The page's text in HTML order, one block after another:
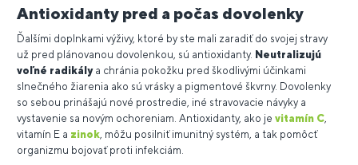
Antioxidanty pred a počas dovolenky
Ďalšími doplnkami výživy, ktoré by ste mali zaradiť do svojej stravy
už pred plánovanou dovolenkou, sú antioxidanty. Neutralizujú
voľné radikálya chránia pokožku pred škodlivými účinkami
slnečného žiarenia ako sú vrásky a pigmentové škvrny. Dovolenky
so sebou prinášajú nové prostredie, iné stravovacie návyky a
vystavenie sa novým ochoreniam. Antioxidanty, ako je vitamín C,
vitamín E a zinok, môžu posilniť imunitný systém, a tak pomôcť
organizmu bojovať proti infekciám.